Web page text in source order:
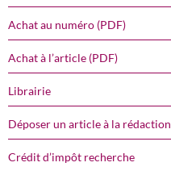
Achat au numéro (PDF)
Achat à l’article (PDF)
Librairie
Déposer un article à la rédaction
Crédit d’impôt recherche